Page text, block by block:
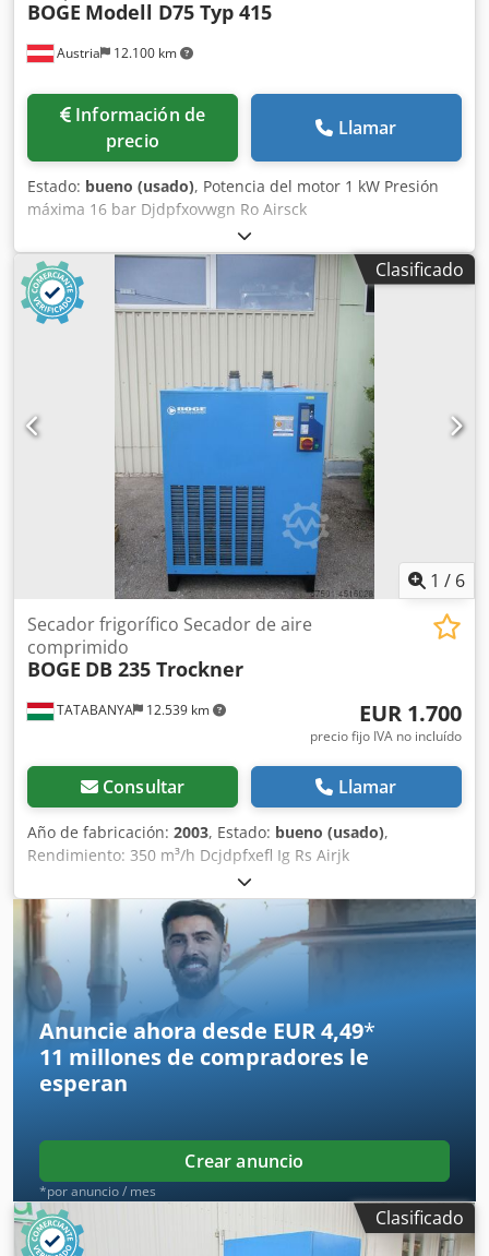
comprobado. Se vende tal como se ve o según las fotos.
Austria 12.100 km
BOGE Modell D75 Typ 415
Información de
precio
Llamar
Estado: bueno (usado), Potencia del motor 1 kW Presión
máxima 16 bar Djdpfxovwgn Ro Airsck
Clasificado
1 / 6
TATABANYA 12.539 km
Secador frigorífico Secador de aire
comprimido
BOGE DB 235 Trockner
EUR 1.700
precio fijo IVA no incluído
Consultar Llamar
Año de fabricación: 2003, Estado: bueno (usado),
Rendimiento: 350 m³/h Dcjdpfxefl Ig Rs Airjk
Anuncie ahora desde EUR 4,49*
11 millones de compradores le
esperan
Crear anuncio
*por anuncio / mes
Clasificado